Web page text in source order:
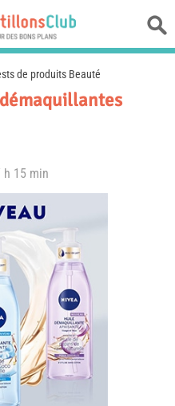
de produits Beauté
h 15 min